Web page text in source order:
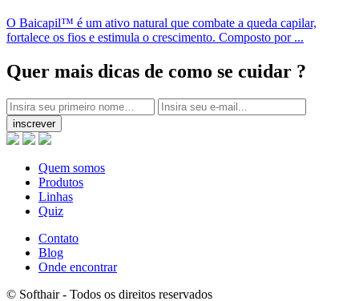
O Baicapil™ é um ativo natural que combate a queda capilar,
fortalece os fios e estimula o crescimento. Composto por ...
Quer mais dicas de como se cuidar ?
inscrever
Quem somos
Produtos
Linhas
Quiz
Contato
Blog
Onde encontrar
© Softhair - Todos os direitos reservados